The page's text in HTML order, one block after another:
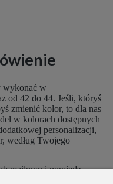
wykonać w
od 42 do 44. Jeśli, któryś
zmienić kolor, to dla nas
w kolorach dostępnych
personalizacji,
według Twojego
mailowo i powiedz,